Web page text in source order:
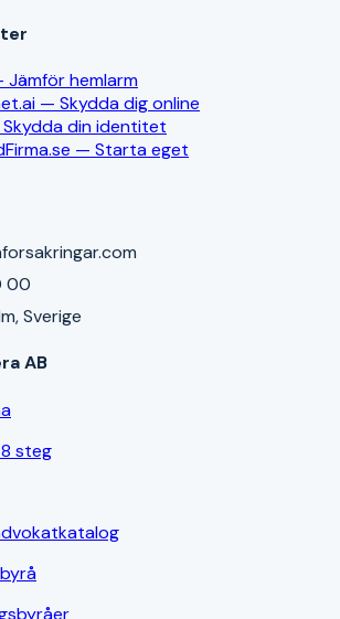
Jämför hemlarm
— Skydda dig online
din identitet
— Starta eget
00
Sverige
AB
steg